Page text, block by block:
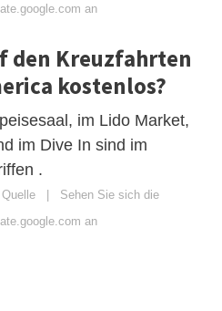
an
den Kreuzfahrten
kostenlos?
im Lido Market,
im Dive In sind im
.
| Sehen Sie sich die
an